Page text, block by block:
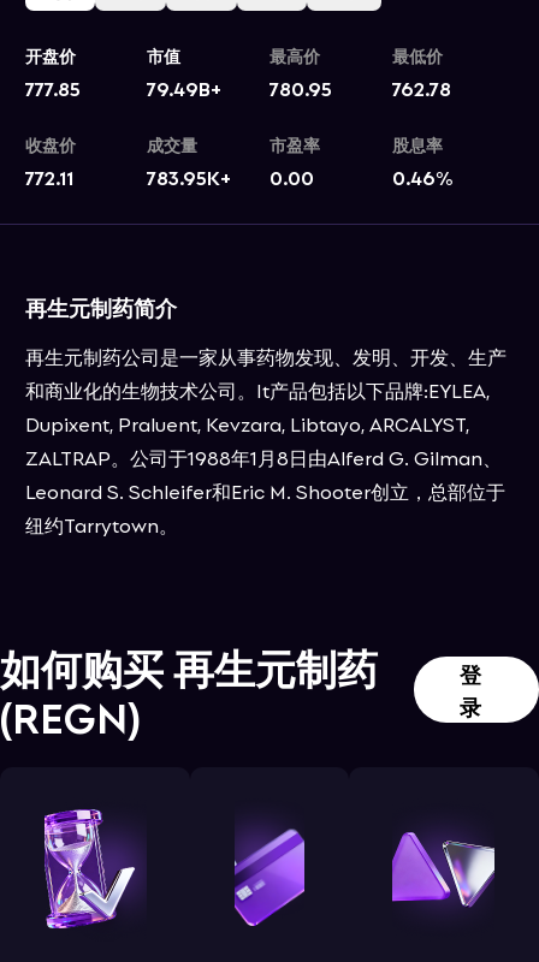
开盘价
777.85
市值
79.49B+
最高价
780.95
最低价
762.78
收盘价
772.11
成交量
783.95K+
市盈率
0.00
股息率
0.46%
再生元制药简介
再生元制药公司是一家从事药物发现、发明、开发、生产
和商业化的生物技术公司。It产品包括以下品牌:EYLEA,
Dupixent, Praluent, Kevzara, Libtayo, ARCALYST,
ZALTRAP。公司于1988年1月8日由Alferd G. Gilman、
Leonard S. Schleifer和Eric M. Shooter创立，总部位于
纽约Tarrytown。
如何购买再生元制药
(REGN)
登
录